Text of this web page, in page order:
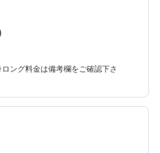
グ料金は備考欄をご確認下さ